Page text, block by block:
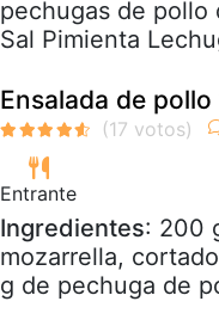
pechugas de
Sal Pimienta
Ensalada de
Entrante
Ingredientes: 200
mozarrella,
g de pechuga de